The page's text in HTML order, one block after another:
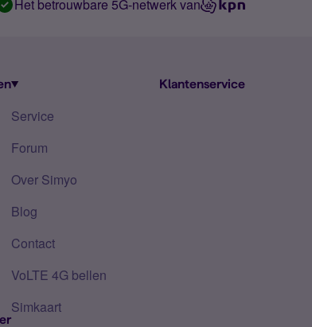
Het betrouwbare 5G-netwerk van
Klantenservice
Service
Forum
Over Simyo
Blog
Contact
VoLTE 4G bellen
Simkaart